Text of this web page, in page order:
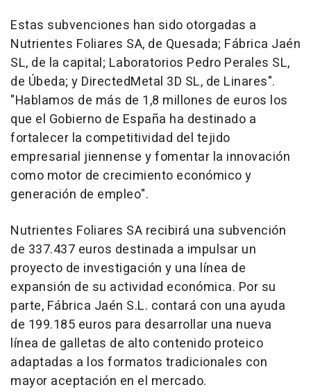
Estas subvenciones han sido otorgadas a
Nutrientes Foliares SA, de Quesada; Fábrica Jaén
SL, de la capital; Laboratorios Pedro Perales SL,
de Úbeda; y DirectedMetal 3D SL, de Linares".
"Hablamos de más de 1,8 millones de euros los
que el Gobierno de España ha destinado a
fortalecer la competitividad del tejido
empresarial jiennense y fomentar la innovación
como motor de crecimiento económico y
generación de empleo".
Nutrientes Foliares SA recibirá una subvención
de 337.437 euros destinada a impulsar un
proyecto de investigación y una línea de
expansión de su actividad económica. Por su
parte, Fábrica Jaén S.L. contará con una ayuda
de 199.185 euros para desarrollar una nueva
línea de galletas de alto contenido proteico
adaptadas a los formatos tradicionales con
mayor aceptación en el mercado.